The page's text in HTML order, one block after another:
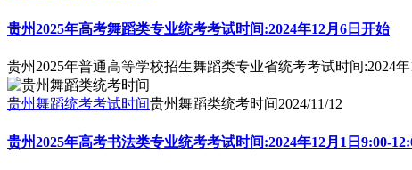
贵州2025年高考舞蹈类专业统考考试时间:2024年12月6日开始
贵州2025年普通高等学校招生舞蹈类专业省统考考试时间:2024
贵州舞蹈统考考试时间贵州舞蹈类统考时间2024/11/12
贵州2025年高考书法类专业统考考试时间:2024年12月1日9:00-